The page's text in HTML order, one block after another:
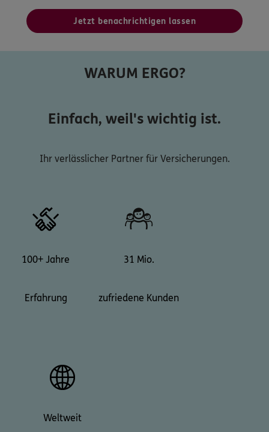
Jetzt benachrichtigen lassen
WARUM ERGO?
Einfach, weil's wichtig ist.
Ihr verlässlicher Partner für Versicherungen.
100+ Jahre
Erfahrung
31 Mio.
zufriedene Kunden
Weltweit